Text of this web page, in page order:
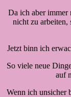
Da ich aber immer
nicht zu arbeiten,
Jetzt binn ich
So viele neue
auf
Wenn ich unsicher